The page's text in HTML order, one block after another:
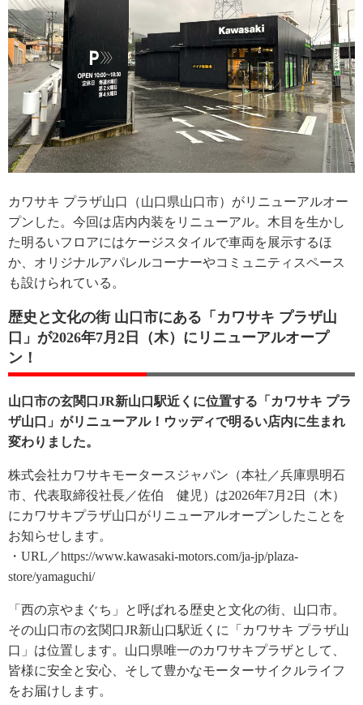
カワサキ プラザ山口（山口県山口市）がリニューアルオー
プンした。今回は店内内装をリニューアル。木目を生かし
た明るいフロアにはケージスタイルで車両を展示するほ
か、オリジナルアパレルコーナーやコミュニティスペース
も設けられている。
歴史と文化の街 山口市にある「カワサキ プラザ山
口」が2026年7月2日（木）にリニューアルオープ
ン！
山口市の玄関口JR新山口駅近くに位置する「カワサキ プラ
ザ山口」がリニューアル！ウッディで明るい店内に生まれ
変わりました。
株式会社カワサキモータースジャパン（本社／兵庫県明石
市、代表取締役社長／佐伯 健児）は2026年7月2日（木）
にカワサキプラザ山口がリニューアルオープンしたことを
お知らせします。
・URL／https://www.kawasaki-motors.com/ja-jp/plaza-
store/yamaguchi/
「西の京やまぐち」と呼ばれる歴史と文化の街、山口市。
その山口市の玄関口JR新山口駅近くに「カワサキ プラザ山
口」は位置します。山口県唯一のカワサキプラザとして、
皆様に安全と安心、そして豊かなモーターサイクルライフ
をお届けします。